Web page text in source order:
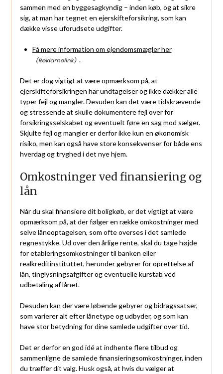
sammen med en byggesagkyndig – inden køb, og at sikre
sig, at man har tegnet en ejerskifteforsikring, som kan
dække visse uforudsete udgifter.
Få mere information om ejendomsmægler her
.
Det er dog vigtigt at være opmærksom på, at
ejerskifteforsikringen har undtagelser og ikke dækker alle
typer fejl og mangler. Desuden kan det være tidskrævende
og stressende at skulle dokumentere fejl over for
forsikringsselskabet og eventuelt føre en sag mod sælger.
Skjulte fejl og mangler er derfor ikke kun en økonomisk
risiko, men kan også have store konsekvenser for både ens
hverdag og tryghed i det nye hjem.
Omkostninger ved finansiering og
lån
Når du skal finansiere dit boligkøb, er det vigtigt at være
opmærksom på, at der følger en række omkostninger med
selve låneoptagelsen, som ofte overses i det samlede
regnestykke. Ud over den årlige rente, skal du tage højde
for etableringsomkostninger til banken eller
realkreditinstituttet, herunder gebyrer for oprettelse af
lån, tinglysningsafgifter og eventuelle kurstab ved
udbetaling af lånet.
Desuden kan der være løbende gebyrer og bidragssatser,
som varierer alt efter lånetype og udbyder, og som kan
have stor betydning for dine samlede udgifter over tid.
Det er derfor en god idé at indhente flere tilbud og
sammenligne de samlede finansieringsomkostninger, inden
du træffer dit valg. Husk også, at hvis du vælger at